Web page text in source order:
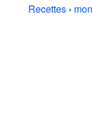
Recettes ›